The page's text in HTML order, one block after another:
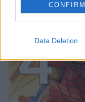
CONFIRM
Data Deletion
4